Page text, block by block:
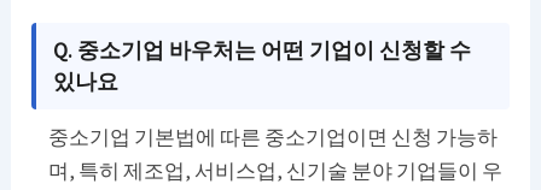
Q. 중소기업 바우처는 어떤 기업이 신청할 수
있나요
중소기업 기본법에 따른 중소기업이면 신청 가능하
며, 특히 제조업, 서비스업, 신기술 분야 기업들이 우